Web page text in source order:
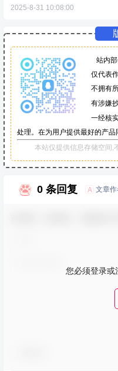
2025-8-31 10:08:00
站内
仅代表
不拥有
有涉嫌
一经核
处理。在为用户提供最好的产品
本站仅提供信息存储空间,
0 条回复 A 文章
您必须登录或